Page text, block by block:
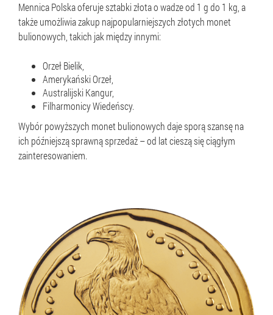
Mennica Polska oferuje sztabki złota o wadze od 1 g do 1 kg, a
także umożliwia zakup najpopularniejszych złotych monet
bulionowych, takich jak między innymi:
Orzeł Bielik,
Amerykański Orzeł,
Australijski Kangur,
Filharmonicy Wiedeńscy.
Wybór powyższych monet bulionowych daje sporą szansę na
ich późniejszą sprawną sprzedaż – od lat cieszą się ciągłym
zainteresowaniem.